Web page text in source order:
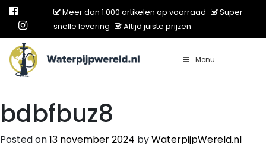
Meer dan 1.000 artikelen op voorraad
Super
snelle levering
Altijd juiste prijzen
Main Navigation Menu
bdbfbuz8
Posted on13 november 2024 byWaterpijpWereld.nl